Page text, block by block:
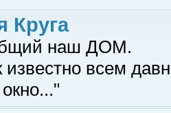
Круга
наш ДОМ.
всем